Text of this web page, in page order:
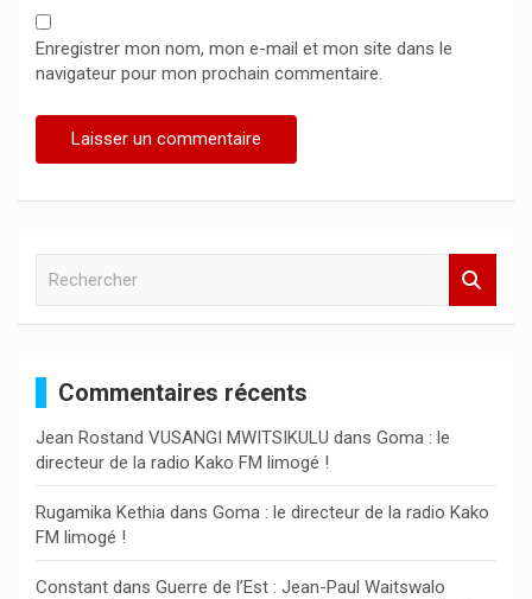
Enregistrer mon nom, mon e-mail et mon site dans le
navigateur pour mon prochain commentaire.
c
h
e
r
Commentaires récents
Jean Rostand VUSANGI MWITSIKULU dans Goma : le
directeur de la radio Kako FM limogé !
Rugamika Kethia dans Goma : le directeur de la radio Kako
FM limogé !
Constant dans Guerre de l’Est : Jean-Paul Waitswalo